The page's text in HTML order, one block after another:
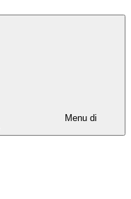
Menu di